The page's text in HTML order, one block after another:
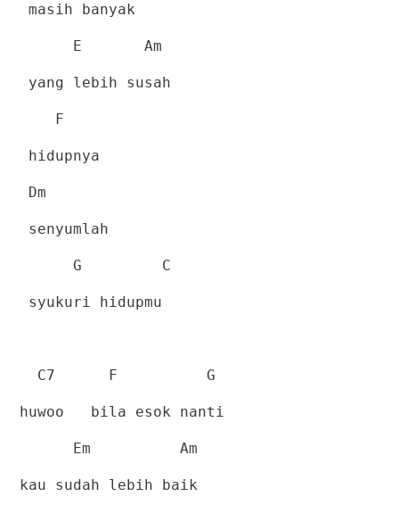
masih banyak
E Am
yang lebih susah
F
hidupnya
Dm
senyumlah
G C
syukuri hidupmu
C7 F G
huwoo bila esok nanti
Em Am
kau sudah lebih baik